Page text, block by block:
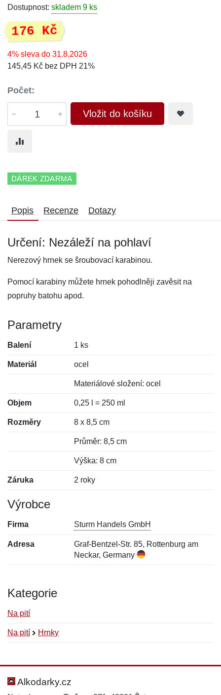
Dostupnost: skladem 9 ks
176 Kč
4% sleva do 31.8.2026
145,45 Kč bez DPH 21%
Počet:
Vložit do košíku
DÁREK ZDARMA
Popis Recenze Dotazy
Určení: Nezáleží na pohlaví
Nerezový hrnek se šroubovací karabinou.
Pomocí karabiny můžete hrnek pohodlněji zavěsit na
popruhy batohu apod.
Parametry
Balení 1 ks
Materiál ocel
Materiálové složení: ocel
Objem 0,25 l = 250 ml
Rozměry 8 x 8,5 cm
Průměr: 8,5 cm
Výška: 8 cm
Záruka 2 roky
Výrobce
Firma Sturm Handels GmbH
Adresa
Graf-Bentzel-Str. 85, Rottenburg am
Neckar, Germany
Kategorie
Na pití
Na pití Hrnky
Hodnocení:
Jméno:
Alkodarky.cz